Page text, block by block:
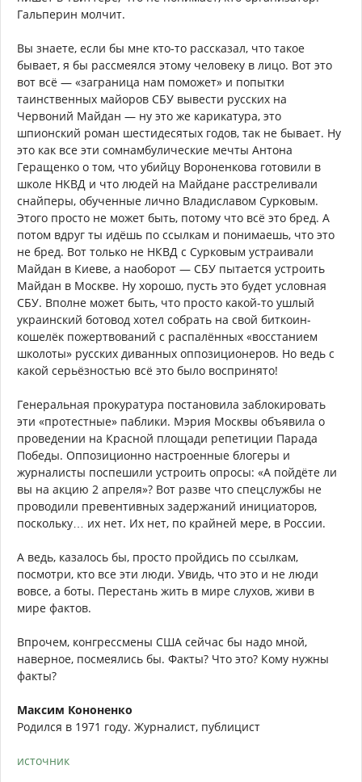
Гальперин молчит.
Вы знаете, если бы мне кто-то рассказал, что такое
бывает, я бы рассмеялся этому человеку в лицо. Вот это
вот всё — «заграница нам поможет» и попытки
таинственных майоров СБУ вывести русских на
Червоний Майдан — ну это же карикатура, это
шпионский роман шестидесятых годов, так не бывает. Ну
это как все эти сомнамбулические мечты Антона
Геращенко о том, что убийцу Вороненкова готовили в
школе НКВД и что людей на Майдане расстреливали
снайперы, обученные лично Владиславом Сурковым.
Этого просто не может быть, потому что всё это бред. А
потом вдруг ты идёшь по ссылкам и понимаешь, что это
не бред. Вот только не НКВД с Сурковым устраивали
Майдан в Киеве, а наоборот — СБУ пытается устроить
Майдан в Москве. Ну хорошо, пусть это будет условная
СБУ. Вполне может быть, что просто какой-то ушлый
украинский ботовод хотел собрать на свой биткоин-
кошелёк пожертвований с распалённых «восстанием
школоты» русских диванных оппозиционеров. Но ведь с
какой серьёзностью всё это было воспринято!
Генеральная прокуратура постановила заблокировать
эти «протестные» паблики. Мэрия Москвы объявила о
проведении на Красной площади репетиции Парада
Победы. Оппозиционно настроенные блогеры и
журналисты поспешили устроить опросы: «А пойдёте ли
вы на акцию 2 апреля»? Вот разве что спецслужбы не
проводили превентивных задержаний инициаторов,
поскольку… их нет. Их нет, по крайней мере, в России.
А ведь, казалось бы, просто пройдись по ссылкам,
посмотри, кто все эти люди. Увидь, что это и не люди
вовсе, а боты. Перестань жить в мире слухов, живи в
мире фактов.
Впрочем, конгрессмены США сейчас бы надо мной,
наверное, посмеялись бы. Факты? Что это? Кому нужны
факты?
Максим Кононенко
Родился в 1971 году. Журналист, публицист
источник